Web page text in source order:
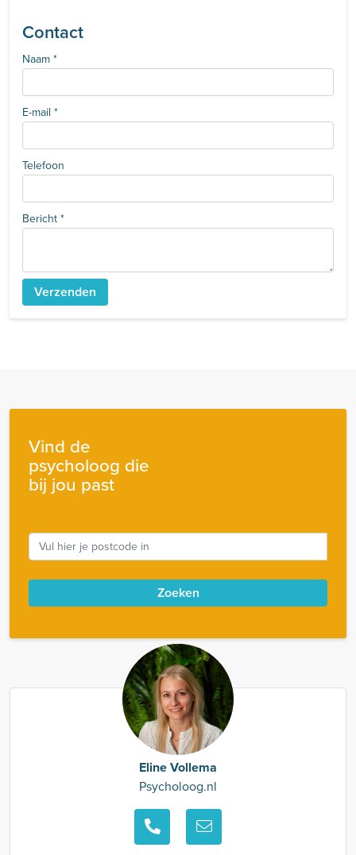
Contact
Naam*
E-mail *
Telefoon
Bericht*
Vind de
psycholoog die
bij jou past
Zoeken
Eline Vollema
Psycholoog.nl